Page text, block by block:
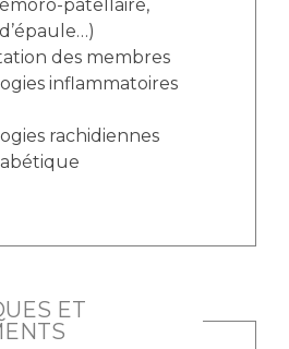
patellaire,
des membres
rachidiennes
ET